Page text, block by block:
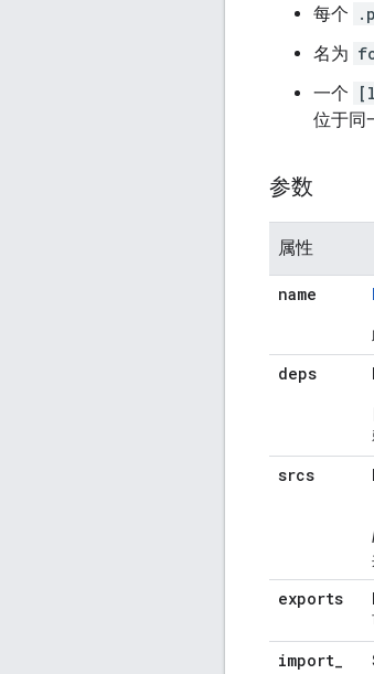
每个
名为
一个
位于同
参数
属性
name
deps
srcs
exports
import_